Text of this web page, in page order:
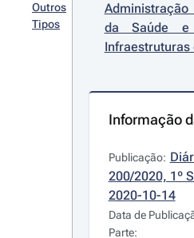
Outros
Tipos
da Saúde
Infraestruturas
Informação
Publicação:
200/2020, 1º
2020-10-14
Data de
Parte: